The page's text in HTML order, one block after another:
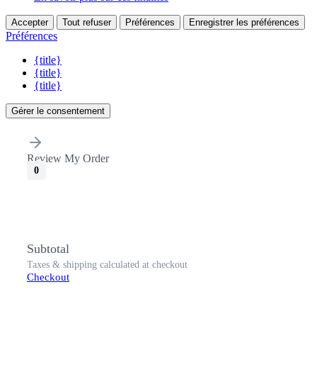
Accepter Tout refuser Préférences Enregistrer les préférences
Préférences
{title}
{title}
{title}
Gérer le consentement
Review My Order
0
Subtotal
Taxes & shipping calculated at checkout
Checkout